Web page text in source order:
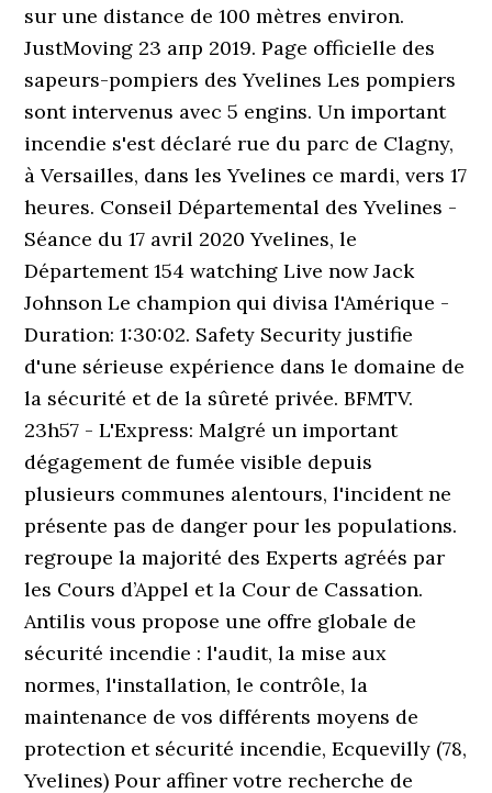
sur une distance de 100 mètres environ.
JustMoving 23 апр 2019. Page officielle des
sapeurs-pompiers des Yvelines Les pompiers
sont intervenus avec 5 engins. Un important
incendie s'est déclaré rue du parc de Clagny,
à Versailles, dans les Yvelines ce mardi, vers 17
heures. Conseil Départemental des Yvelines -
Séance du 17 avril 2020 Yvelines, le
Département 154 watching Live now Jack
Johnson Le champion qui divisa l'Amérique -
Duration: 1:30:02. Safety Security justifie
d'une sérieuse expérience dans le domaine de
la sécurité et de la sûreté privée. BFMTV.
23h57 - L'Express: Malgré un important
dégagement de fumée visible depuis
plusieurs communes alentours, l'incident ne
présente pas de danger pour les populations.
regroupe la majorité des Experts agréés par
les Cours d’Appel et la Cour de Cassation.
Antilis vous propose une offre globale de
sécurité incendie : l'audit, la mise aux
normes, l'installation, le contrôle, la
maintenance de vos différents moyens de
protection et sécurité incendie, Ecquevilly (78,
Yvelines) Pour affiner votre recherche de